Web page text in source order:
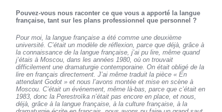
Pouvez-vous nous raconter ce que vous a apporté la langue
française, tant sur les plans professionnel que personnel ?
Pour moi, la langue française a été comme une deuxième
université. C’était un modèle de réflexion, parce que déjà, grâce à
la connaissance de la langue française, j’ai pu lire, même quand
j’étais à Moscou, dans les années 1980, où on trouvait
difficilement une dramaturgie contemporaine. On était obligé de la
lire en français directement. J’ai même traduit la pièce « En
attendant Godot » et nous l’avons montée et mise en scène à
Moscou. C’était un événement, même là-bas, parce que c’était en
1983, donc la Perestroïka n’était pas encore en place, et nous,
déjà, grâce à la langue française, à la culture française, à la